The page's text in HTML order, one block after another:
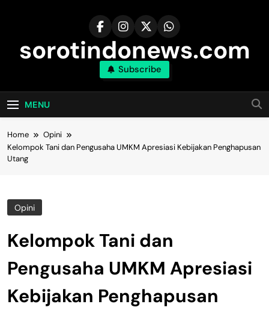
sorotindonews.com
Subscribe
MENU
Home
Opini
Kelompok Tani dan Pengusaha UMKM Apresiasi Kebijakan Penghapusan
Utang
Opini
Kelompok Tani dan
Pengusaha UMKM Apresiasi
Kebijakan Penghapusan